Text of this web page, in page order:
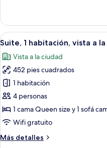
doble
ejecutiva
Abrir
todas
las
fotos
de
Suite,
1
habitación,
a
7
Suite, 1 habitación, vista a
Vista a la ciudad
452 pies cuadrados
1 habitación
4 personas
1 cama Queen size y 1 sofá
Wifi gratuito
Más detalles
Más